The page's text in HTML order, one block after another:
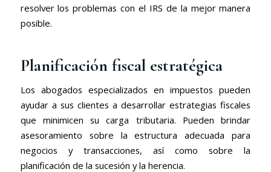
resolver los problemas con el IRS de la mejor manera
posible.
Planificación fiscal estratégica
Los abogados especializados en impuestos pueden
ayudar a sus clientes a desarrollar estrategias fiscales
que minimicen su carga tributaria. Pueden brindar
asesoramiento sobre la estructura adecuada para
negocios y transacciones, así como sobre la
planificación de la sucesión y la herencia.